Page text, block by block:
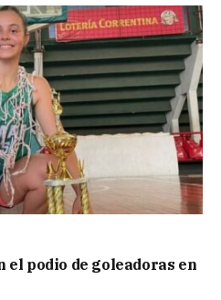
el podio de goleadoras en